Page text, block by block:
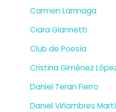
Carmen Larrinaga
Ciara Giannetti
Club de Poesía
Cristina Giménez
Daniel Teran Fierro
Daniel Viñambres